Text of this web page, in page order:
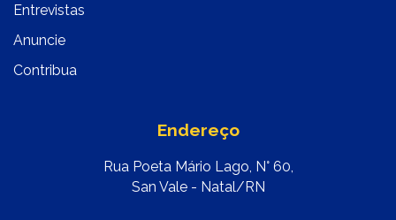
Entrevistas
Anuncie
Contribua
Endereço
Rua Poeta Mário Lago, N° 60,
San Vale - Natal/RN